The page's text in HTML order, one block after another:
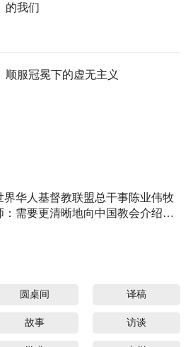
的我们
顺服冠冕下的虚无主义
界华人基督教联盟总干事陈业伟牧
：需要更清晰地向中国教会介绍福
圆桌间 译稿
故事 访谈